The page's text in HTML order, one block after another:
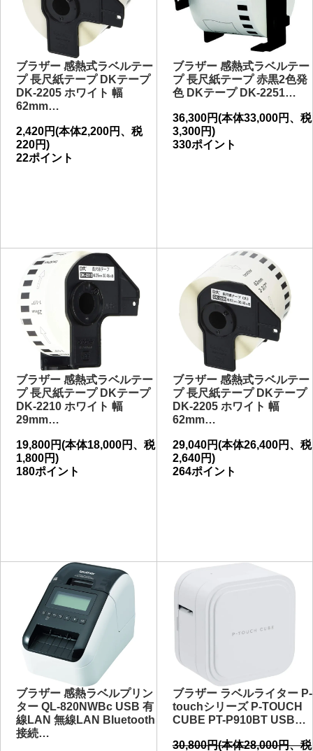
ブラザー 感熱式ラベルテー
プ 長尺紙テープ DKテープ
DK-2205 ホワイト 幅
62mm…
2,420円(本体2,200円、税
220円)
22ポイント
ブラザー 感熱式ラベルテー
プ 長尺紙テープ 赤黒2色発
色 DKテープ DK-2251…
36,300円(本体33,000円、税
3,300円)
330ポイント
ブラザー 感熱式ラベルテー
プ 長尺紙テープ DKテープ
DK-2210 ホワイト 幅
29mm…
19,800円(本体18,000円、税
1,800円)
180ポイント
ブラザー 感熱式ラベルテー
プ 長尺紙テープ DKテープ
DK-2205 ホワイト 幅
62mm…
29,040円(本体26,400円、税
2,640円)
264ポイント
ブラザー 感熱ラベルプリン
ター QL-820NWBc USB 有
線LAN 無線LAN Bluetooth
接続…
ブラザー ラベルライター P-
touchシリーズ P-TOUCH
CUBE PT-P910BT USB…
30,800円(本体28,000円、税